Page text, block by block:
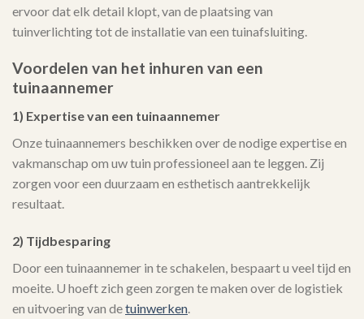
ervoor dat elk detail klopt, van de plaatsing van
tuinverlichting tot de installatie van een tuinafsluiting.
Voordelen van het inhuren van een
tuinaannemer
1) Expertise van een tuinaannemer
Onze tuinaannemers beschikken over de nodige expertise en
vakmanschap om uw tuin professioneel aan te leggen. Zij
zorgen voor een duurzaam en esthetisch aantrekkelijk
resultaat.
2) Tijdbesparing
Door een tuinaannemer in te schakelen, bespaart u veel tijd en
moeite. U hoeft zich geen zorgen te maken over de logistiek
en uitvoering van detuinwerken